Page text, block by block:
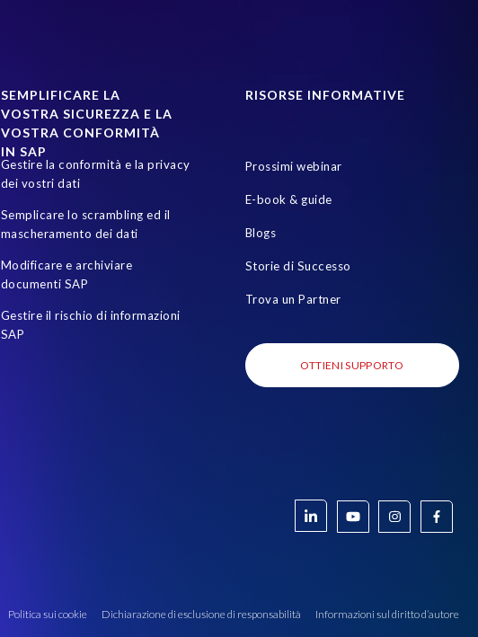
SEMPLIFICARE LA
VOSTRA SICUREZZA E LA
VOSTRA CONFORMITÀ
IN SAP
Gestire la conformità e la privacy
dei vostri dati
Semplicare lo scrambling ed il
mascheramento dei dati
Modificare e archiviare
documenti SAP
Gestire il rischio di informazioni
SAP
RISORSE INFORMATIVE
Prossimi webinar
E-book & guide
Blogs
Storie di Successo
Trova un Partner
OTTIENI SUPPORTO
Politica sui cookie Dichiarazione di esclusione di responsabilità Informazioni sul diritto d’autore